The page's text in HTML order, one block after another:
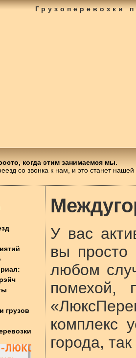
Грузоперевозки
когда этим занимаемся мы.
со звонка к нам, и это станет нашей
грузов
У вас
вы просто
любом
помехой,
комплекс
города,